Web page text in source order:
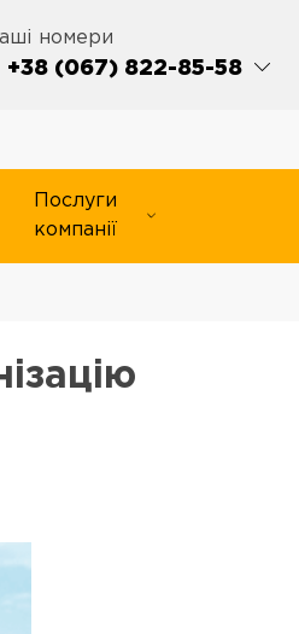
номери
+38 (067) 822-85-58
Послуги
компанії